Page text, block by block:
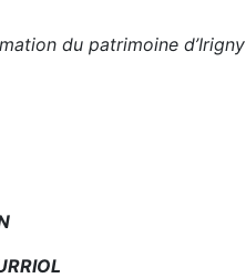
du patrimoine d’Irigny